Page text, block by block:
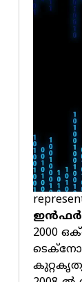
2000